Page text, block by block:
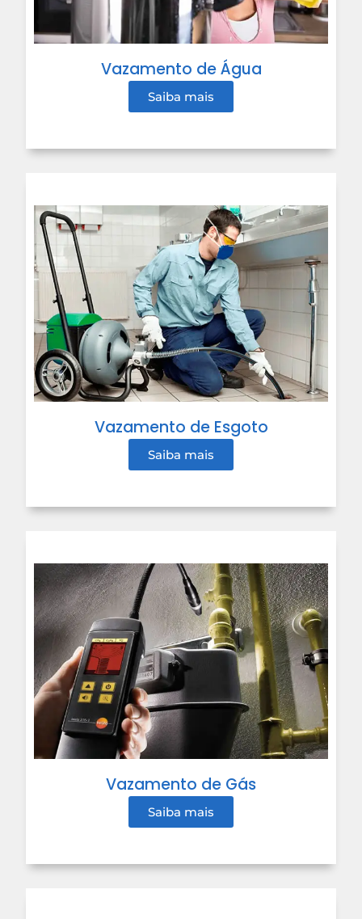
Vazamento de Água
Saiba mais
Vazamento de Esgoto
Saiba mais
Vazamento de Gás
Saiba mais